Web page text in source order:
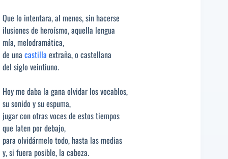
Que lo intentara, al menos, sin hacerse
ilusiones de heroísmo, aquella lengua
mía, melodramática,
de una castilla extraña, o castellana
del siglo veintiuno.
Hoy me daba la gana olvidar los vocablos,
su sonido y su espuma,
jugar con otras voces de estos tiempos
que laten por debajo,
para olvidármelo todo, hasta las medias
y, si fuera posible, la cabeza.